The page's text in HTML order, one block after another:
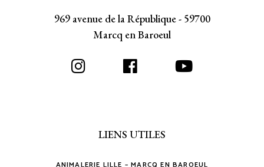
969 avenue de la République - 59700
Marcq en Baroeul
LIENS UTILES